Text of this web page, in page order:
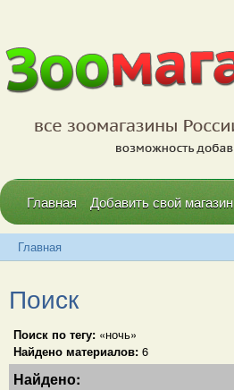
Главная Добавить свой магазин
Главная
Поиск
Поиск по тегу: «ночь»
Найдено материалов: 6
Найдено: